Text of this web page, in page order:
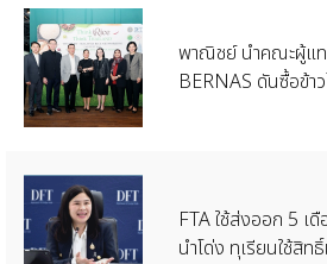
พาณิชย์ นำคณะผู้แท
BERNAS ดันซื้อข้า
FTA ​ใช้ส่งออก 5 เ
นำโด่ง ทุเรียนใช้สิท